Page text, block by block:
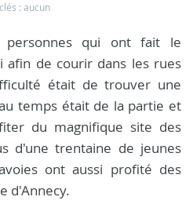
: aucun
qui ont fait le
afin de courir dans les rues
était de trouver une
temps était de la partie et
du magnifique site des
d'une trentaine de jeunes
ont aussi profité des
d'Annecy.